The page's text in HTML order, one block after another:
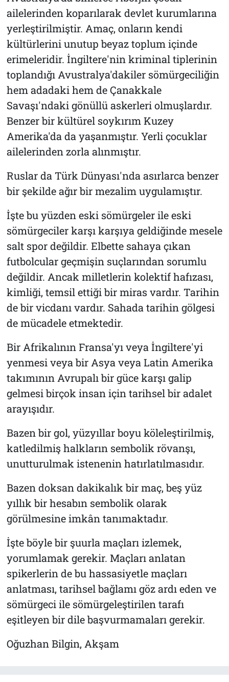
ailelerinden koparılarak devlet kurumlarına
yerleştirilmiştir. Amaç, onların kendi
kültürlerini unutup beyaz toplum içinde
erimeleridir. İngiltere'nin kriminal tiplerinin
toplandığı Avustralya'dakiler sömürgeciliğin
hem adadaki hem de Çanakkale
Savaşı'ndaki gönüllü askerleri olmuşlardır.
Benzer bir kültürel soykırım Kuzey
Amerika'da da yaşanmıştır. Yerli çocuklar
ailelerinden zorla alınmıştır.
Ruslar da Türk Dünyası'nda asırlarca benzer
bir şekilde ağır bir mezalim uygulamıştır.
İşte bu yüzden eski sömürgeler ile eski
sömürgeciler karşı karşıya geldiğinde mesele
salt spor değildir. Elbette sahaya çıkan
futbolcular geçmişin suçlarından sorumlu
değildir. Ancak milletlerin kolektif hafızası,
kimliği, temsil ettiği bir miras vardır. Tarihin
de bir vicdanı vardır. Sahada tarihin gölgesi
de mücadele etmektedir.
Bir Afrikalının Fransa'yı veya İngiltere'yi
yenmesi veya bir Asya veya Latin Amerika
takımının Avrupalı bir güce karşı galip
gelmesi birçok insan için tarihsel bir adalet
arayışıdır.
Bazen bir gol, yüzyıllar boyu köleleştirilmiş,
katledilmiş halkların sembolik rövanşı,
unutturulmak istenenin hatırlatılmasıdır.
Bazen doksan dakikalık bir maç, beş yüz
yıllık bir hesabın sembolik olarak
görülmesine imkân tanımaktadır.
İşte böyle bir şuurla maçları izlemek,
yorumlamak gerekir. Maçları anlatan
spikerlerin de bu hassasiyetle maçları
anlatması, tarihsel bağlamı göz ardı eden ve
sömürgeci ile sömürgeleştirilen tarafı
eşitleyen bir dile başvurmamaları gerekir.
Oğuzhan Bilgin, Akşam